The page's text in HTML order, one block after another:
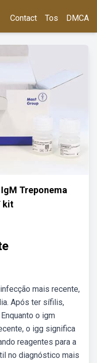
Contact Tos DMCA
IgM Treponema
kit
mais recente,
Após ter sífilis,
o igm
o igg significa
reagentes para a
no diagnóstico mais